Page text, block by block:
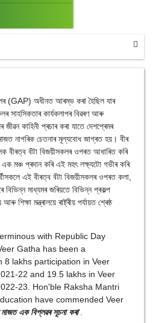
(GAP) অধীনত আৰম্ভ কৰা হৈছিল যাৰ
সাহসিকতাৰ কাৰ্যকলাপৰ বিৱৰণ আৰু
কাহিনী প্ৰচাৰ কৰা যাতে দেশপ্ৰেমৰ
নাগৰিক চেতনাৰ মূল্যবোধ জাগ্ৰত হয়। বীৰ
বীৰত্ব বঁটা বিজয়ীসকলৰ ওপৰত আধাৰিত কৰি
এক মঞ্চ প্ৰদান কৰি এই মহৎ লক্ষ্যটো গভীৰ কৰি
এই বীৰত্ব বঁটা বিজয়ীসকলৰ ওপৰত কলা,
বিভিন্ন মাধ্যমৰ জৰিয়তে বিভিন্ন প্ৰকল্প
মন্ত্ৰালয়ে ৰাষ্ট্ৰীয় পৰ্যায়ত শ্ৰেষ্ঠ
with Republic Day
Gatha has been a
8 lakhs participation in Veer
22 and 19.5 lakhs in Veer
23. Hon'ble Raksha Mantri
have commended Veer
মাজত এক বিপ্লৱৰ সূচনা কৰা'.